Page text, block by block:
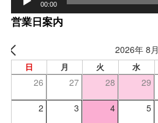
00:00
営業日案内
2026年 8月
日 月 火 水
26 27 28 29
2 3 4 5